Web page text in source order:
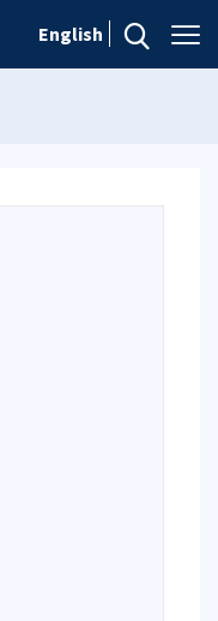
English